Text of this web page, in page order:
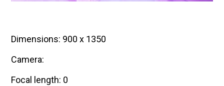
Dimensions: 900 x 1350
Camera:
Focal length: 0